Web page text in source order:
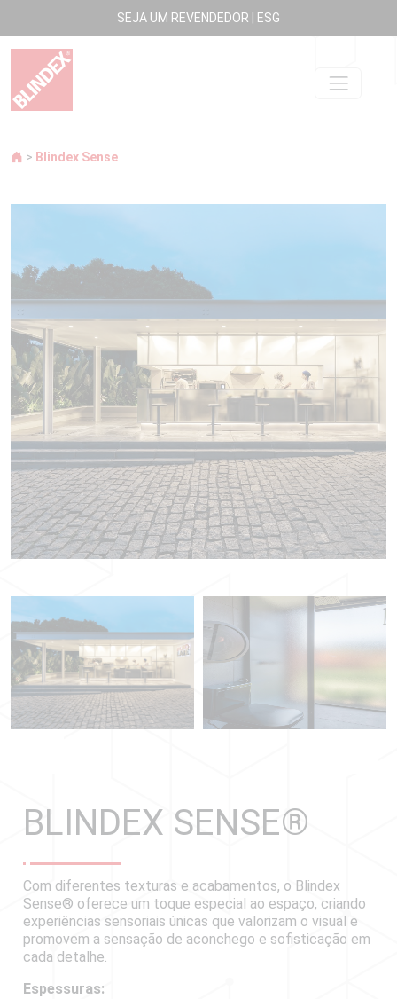
SEJA UM REVENDEDOR ESG
> Blindex Sense
BLINDEX SENSE®
Com diferentes texturas e acabamentos, o Blindex
Sense® oferece um toque especial ao espaço, criando
experiências sensoriais únicas que valorizam o visual e
promovem a sensação de aconchego e sofisticação em
cada detalhe.
Espessuras: